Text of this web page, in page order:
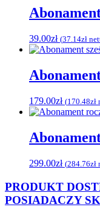
39.00zł (37.14zł
179.00zł (170.48zł
299.00zł (284.76zł
PRODUKT
POSIADACZY